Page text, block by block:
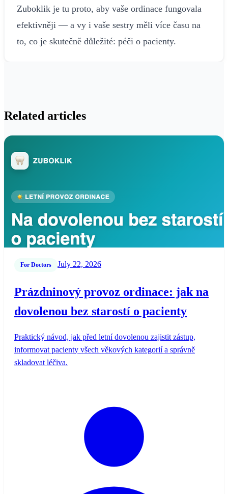
Zuboklik je tu proto, aby vaše ordinace fungovala
efektivněji — a vy i vaše sestry měli více času na
to, co je skutečně důležité: péči o pacienty.
Related articles
For Doctors July 22, 2026
Prázdninový provoz ordinace: jak na
dovolenou bez starostí o pacienty
Praktický návod, jak před letní dovolenou zajistit zástup,
informovat pacienty všech věkových kategorií a správně
skladovat léčiva.